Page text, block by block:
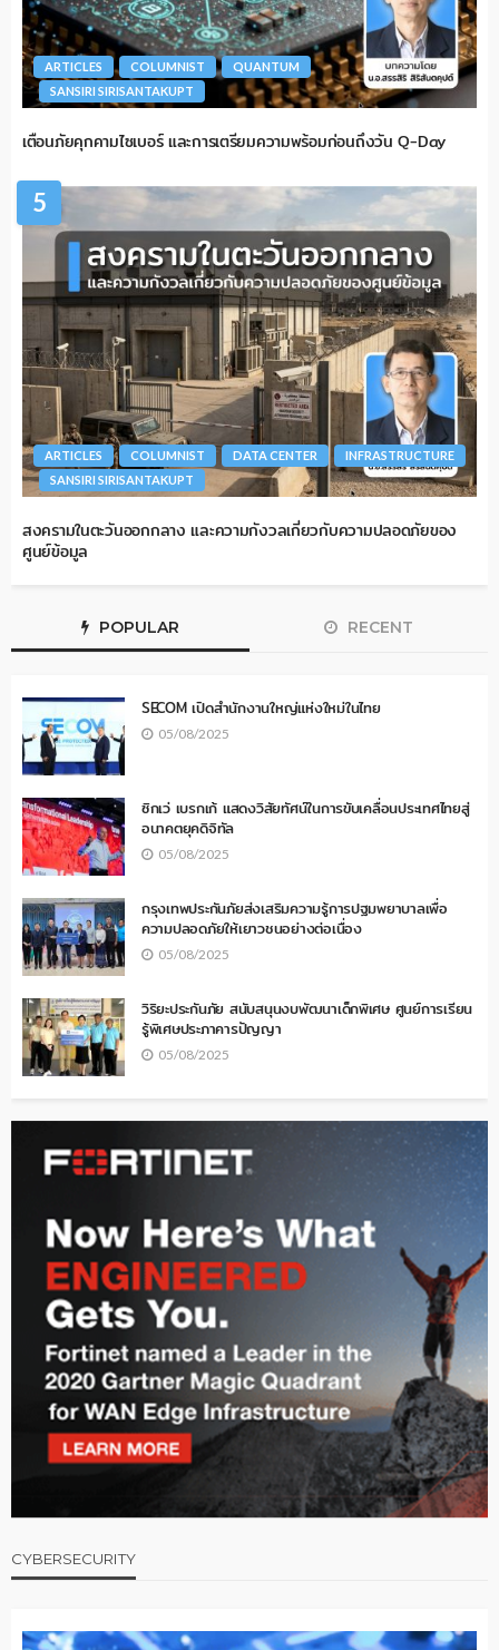
ARTICLES COLUMNIST
QUANTUM
SANSIRI SIRISANTAKUPT
เตือนภัยคุกคามไซเบอร์ และการเตรียมความพร้อมก่อนถึงวัน Q-Day
5
ARTICLES COLUMNIST DATA CENTER
INFRASTRUCTURE
SANSIRI SIRISANTAKUPT
สงครามในตะวันออกกลาง และความกังวลเกี่ยวกับความปลอดภัยของ
ศูนย์ข้อมูล
POPULAR RECENT
SECOM เปิดสำนักงานใหญ่แห่งใหม่ในไทย
05/08/2025
ซิกเว่ เบรกเก้ แสดงวิสัยทัศน์ในการขับเคลื่อนประเทศไทยสู่
อนาคตยุคดิจิทัล
05/08/2025
กรุงเทพประกันภัยส่งเสริมความรู้การปฐมพยาบาลเพื่อ
ความปลอดภัยให้เยาวชนอย่างต่อเนื่อง
05/08/2025
วิริยะประกันภัย สนับสนุนงบพัฒนาเด็กพิเศษ ศูนย์การเรียน
รู้พิเศษประภาคารปัญญา
05/08/2025
CYBERSECURITY